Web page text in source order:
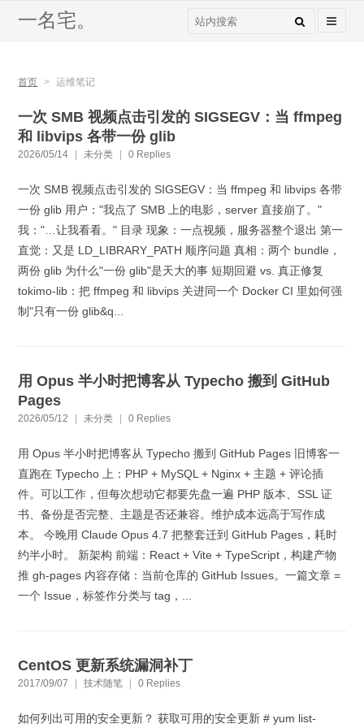
一名宅。
首页 > 运维笔记
一次 SMB 视频点击引发的 SIGSEGV：当 ffmpeg
和 libvips 各带一份 glib
2026/05/14 未分类 0 Replies
一次 SMB 视频点击引发的 SIGSEGV：当 ffmpeg 和 libvips 各带
一份 glib 用户："我点了 SMB 上的电影，server 直接崩了。"
我："…让我看看。" 目录 现象：一点视频，服务器整个退出 第一
直觉：又是 LD_LIBRARY_PATH 顺序问题 真相：两个 bundle，
两份 glib 为什么"一份 glib"是天大的事 短期回避 vs. 真正修复
tokimo-lib：把 ffmpeg 和 libvips 关进同一个 Docker CI 里如何强
制"只有一份 glib&q...
用 Opus 半小时把博客从 Typecho 搬到 GitHub
Pages
2026/05/12 未分类 0 Replies
用 Opus 半小时把博客从 Typecho 搬到 GitHub Pages 旧博客一
直跑在 Typecho 上：PHP + MySQL + Nginx + 主题 + 评论插
件。可以工作，但每次想动它都要先盘一遍 PHP 版本、SSL 证
书、备份是否完整、主题是否还兼容。维护成本远高于写作成
本。 今晚用 Claude Opus 4.7 把整套迁到 GitHub Pages，耗时
约半小时。 新架构 前端：React + Vite + TypeScript，构建产物
推 gh-pages 内容存储：当前仓库的 GitHub Issues。一篇文章 =
一个 Issue，标签作分类与 tag，...
CentOS 更新系统漏洞补丁
2017/09/07 技术随笔 0 Replies
如何列出可用的安全更新？ 获取可用的安全更新 # yum list-